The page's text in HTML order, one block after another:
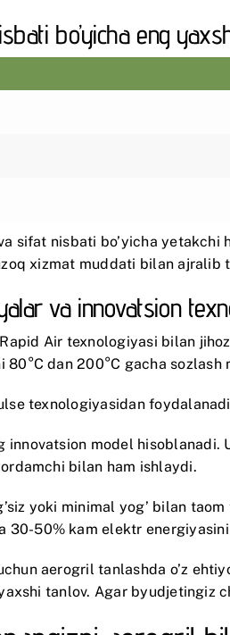
bo’yicha eng
sifat nisbati bo’yicha
xizmat muddati bilan ajralib
va innovatsion
Rapid Air texnologiyasi bilan
80°C dan 200°C gacha sozlash
texnologiyasidan
innovatsion model hisoblanadi.
bilan ham ishlaydi.
yoki minimal yog’ bilan
30-50% kam elektr
aerogril tanlashda o’z
tanlov. Agar byudjetingiz